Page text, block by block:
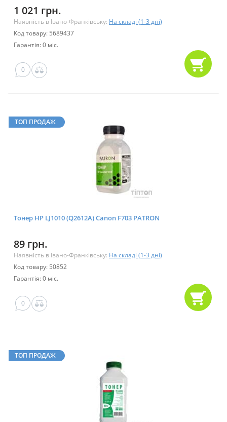
1 021 грн.
Наявність в Івано-Франківську: На складі (1-3 дні)
Код товару: 5689437
Гарантія: 0 міс.
0
ТОП ПРОДАЖ
Тонер HP LJ1010 (Q2612A) Canon F703 PATRON
89 грн.
Наявність в Івано-Франківську: На складі (1-3 дні)
Код товару: 50852
Гарантія: 0 міс.
0
ТОП ПРОДАЖ